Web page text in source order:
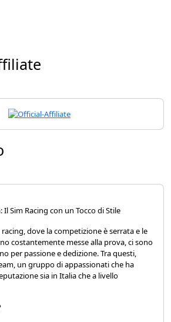
Il Sim Racing con un Tocco di Stile
dove la competizione è serrata e le
costantemente messe alla prova, ci sono
per passione e dedizione. Tra questi,
un gruppo di appassionati che ha
sia in Italia che a livello